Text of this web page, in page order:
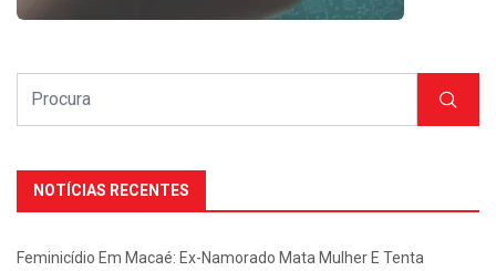
NOTÍCIAS RECENTES
Feminicídio Em Macaé: Ex-Namorado Mata Mulher E Tenta